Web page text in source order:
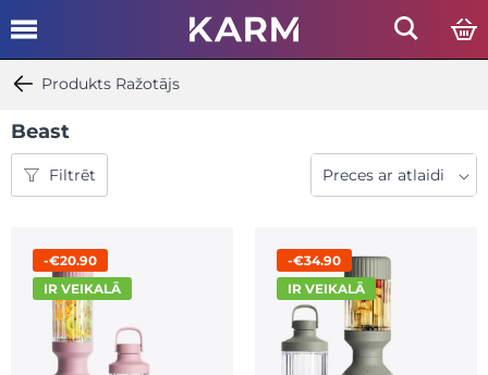
Produkts Ražotājs
Beast
Filtrēt
-€20.90
IR VEIKALĀ
-€34.90
IR VEIKALĀ